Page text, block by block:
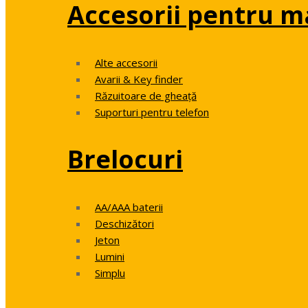
Accesorii pentru
Alte accesorii
Avarii & Key finder
Răzuitoare de gheață
Suporturi pentru telefon
Brelocuri
AA/AAA baterii
Deschizători
Jeton
Lumini
Simplu